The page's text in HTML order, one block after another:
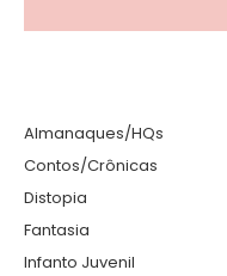
Almanaques/HQs
Contos/Crônicas
Distopia
Fantasia
Infanto Juvenil